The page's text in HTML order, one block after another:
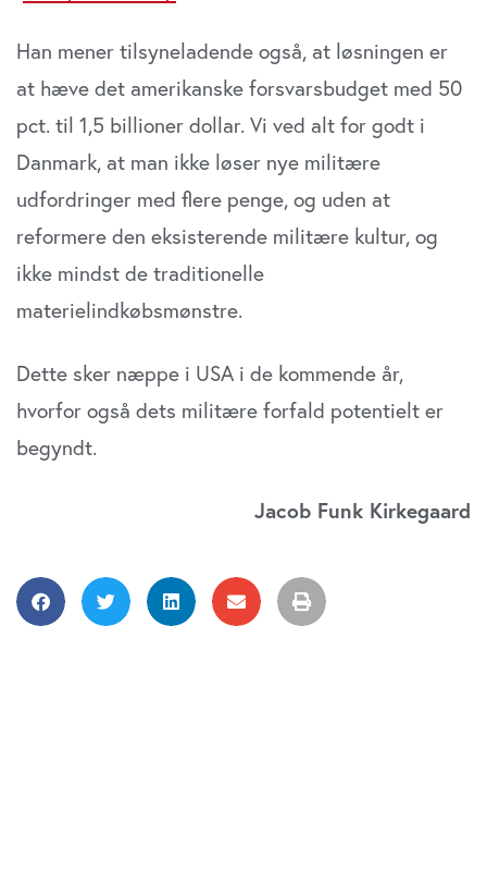
Han mener tilsyneladende også, at løsningen er
at hæve det amerikanske forsvarsbudget med 50
pct. til 1,5 billioner dollar. Vi ved alt for godt i
Danmark, at man ikke løser nye militære
udfordringer med flere penge, og uden at
reformere den eksisterende militære kultur, og
ikke mindst de traditionelle
materielindkøbsmønstre.
Dette sker næppe i USA i de kommende år,
hvorfor også dets militære forfald potentielt er
begyndt.
Jacob Funk Kirkegaard